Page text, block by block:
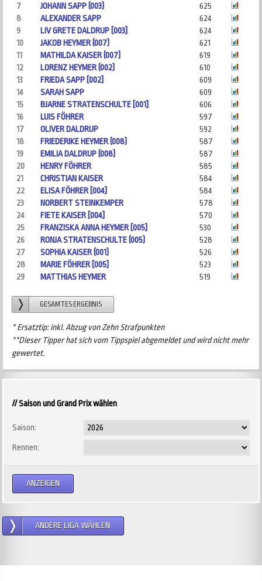
7
JOHANN SAPP (003)
625
8
ALEXANDER SAPP
624
9
LIV GRETE DALDRUP [003]
624
10
JAKOB HEYMER (007)
621
11
MATHILDA KAISER (007)
619
12
LORENZ HEYMER (002)
610
13
FRIEDA SAPP [002]
609
14
SARAH SAPP
609
15
BJARNE STRATENSCHULTE [001]
606
16
LUIS FÖHRER
597
17
OLIVER DALDRUP
592
18
FRIEDERIKE HEYMER (008)
587
19
EMILIA DALDRUP (008)
587
20
HENRY FÖHRER
585
21
CHRISTIAN KAISER
584
22
ELISA FÖHRER [004]
584
23
NORBERT STEINKEMPER
578
24
FIETE KAISER [004]
570
25
FRANZISKA ANNA HEYMER [005]
530
26
RONJA STRATENSCHULTE (005)
528
27
SOPHIA KAISER (001)
526
28
MARIE FÖHRER [005]
523
29
MATTHIAS HEYMER 519
GESAMTES ERGEBNIS
* Ersatztip: inkl. Abzug von Zehn Strafpunkten
**Dieser Tipper hat sich vom Tippspiel abgemeldet und wird nicht mehr
gewertet.
// Saison und Grand Prix wählen
Saison:
Rennen:
ANDERE LIGA WÄHLEN